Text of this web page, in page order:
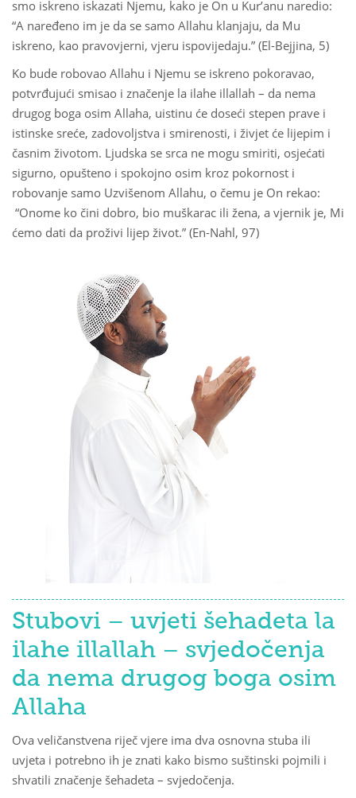
smo iskreno iskazati Njemu, kako je On u Kur’anu naredio:
“A naređeno im je da se samo Allahu klanjaju, da Mu
iskreno, kao pravovjerni, vjeru ispovijedaju.” (El-Bejjina, 5)
Ko bude robovao Allahu i Njemu se iskreno pokoravao,
potvrđujući smisao i značenje la ilahe illallah – da nema
drugog boga osim Allaha, uistinu će doseći stepen prave i
istinske sreće, zadovoljstva i smirenosti, i živjet će lijepim i
časnim životom. Ljudska se srca ne mogu smiriti, osjećati
sigurno, opušteno i spokojno osim kroz pokornost i
robovanje samo Uzvišenom Allahu, o čemu je On rekao:
“Onome ko čini dobro, bio muškarac ili žena, a vjernik je, Mi
ćemo dati da proživi lijep život.” (En-Nahl, 97)
Stubovi – uvjeti šehadeta la
ilahe illallah – svjedočenja
da nema drugog boga osim
Allaha
Ova veličanstvena riječ vjere ima dva osnovna stuba ili
uvjeta i potrebno ih je znati kako bismo suštinski pojmili i
shvatili značenje šehadeta – svjedočenja.